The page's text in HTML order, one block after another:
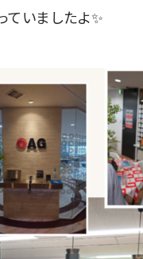
ていましたよ✨